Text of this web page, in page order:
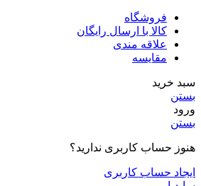
فروشگاه
کالا با ارسال رایگان
علاقه مندی
مقایسه
سبد خرید
بستن
ورود
بستن
هنوز حساب کاربری ندارید؟
ایجاد حساب کاربری